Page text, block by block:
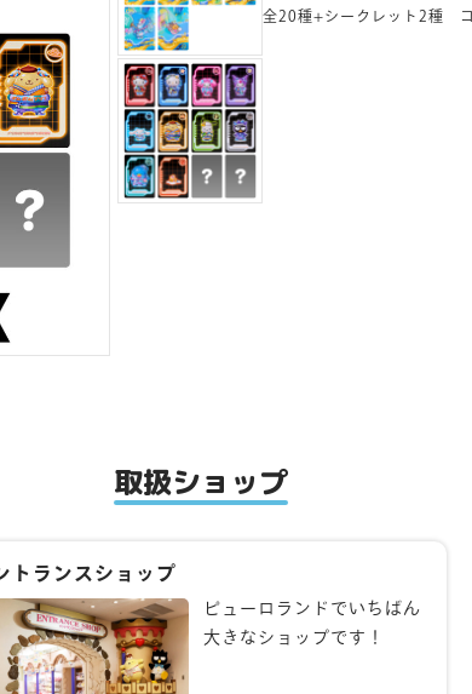
全20種+シークレット2種
取扱ショップ
トランスショップ
ピューロランドでいちばん
大きなショップです！